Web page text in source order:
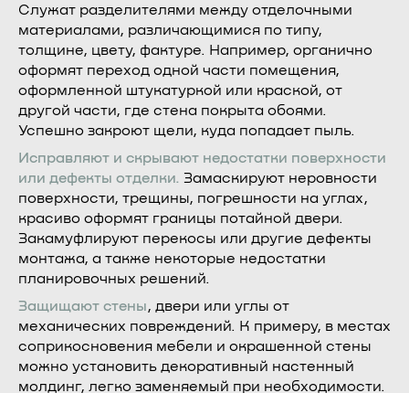
Служат разделителями между отделочными
материалами, различающимися по типу,
толщине, цвету, фактуре. Например, органично
оформят переход одной части помещения,
оформленной штукатуркой или краской, от
другой части, где стена покрыта обоями.
Успешно закроют щели, куда попадает пыль.
Исправляют и скрывают недостатки поверхности
или дефекты отделки. Замаскируют неровности
поверхности, трещины, погрешности на углах,
красиво оформят границы потайной двери.
Закамуфлируют перекосы или другие дефекты
монтажа, а также некоторые недостатки
планировочных решений.
Защищают стены, двери или углы от
механических повреждений. К примеру, в местах
соприкосновения мебели и окрашенной стены
можно установить декоративный настенный
молдинг, легко заменяемый при необходимости.